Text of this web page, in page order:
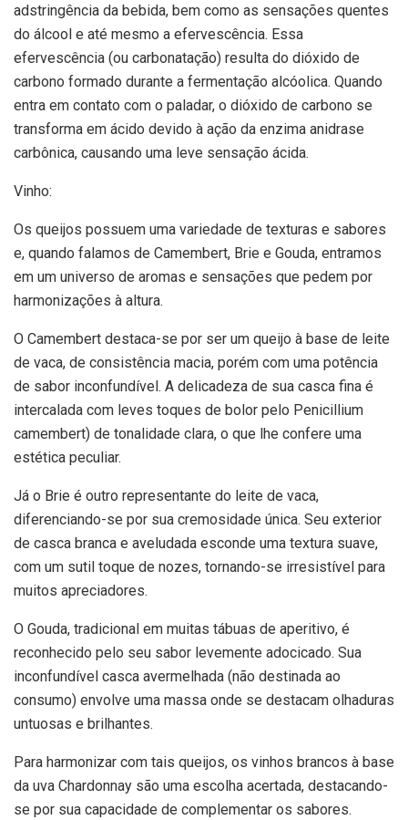
adstringência da bebida, bem como as sensações quentes
do álcool e até mesmo a efervescência. Essa
efervescência (ou carbonatação) resulta do dióxido de
carbono formado durante a fermentação alcóolica. Quando
entra em contato com o paladar, o dióxido de carbono se
transforma em ácido devido à ação da enzima anidrase
carbônica, causando uma leve sensação ácida.
Vinho:
Os queijos possuem uma variedade de texturas e sabores
e, quando falamos de Camembert, Brie e Gouda, entramos
em um universo de aromas e sensações que pedem por
harmonizações à altura.
O Camembert destaca-se por ser um queijo à base de leite
de vaca, de consistência macia, porém com uma potência
de sabor inconfundível. A delicadeza de sua casca fina é
intercalada com leves toques de bolor pelo Penicillium
camembert) de tonalidade clara, o que lhe confere uma
estética peculiar.
Já o Brie é outro representante do leite de vaca,
diferenciando-se por sua cremosidade única. Seu exterior
de casca branca e aveludada esconde uma textura suave,
com um sutil toque de nozes, tornando-se irresistível para
muitos apreciadores.
O Gouda, tradicional em muitas tábuas de aperitivo, é
reconhecido pelo seu sabor levemente adocicado. Sua
inconfundível casca avermelhada (não destinada ao
consumo) envolve uma massa onde se destacam olhaduras
untuosas e brilhantes.
Para harmonizar com tais queijos, os vinhos brancos à base
da uva Chardonnay são uma escolha acertada, destacando-
se por sua capacidade de complementar os sabores.